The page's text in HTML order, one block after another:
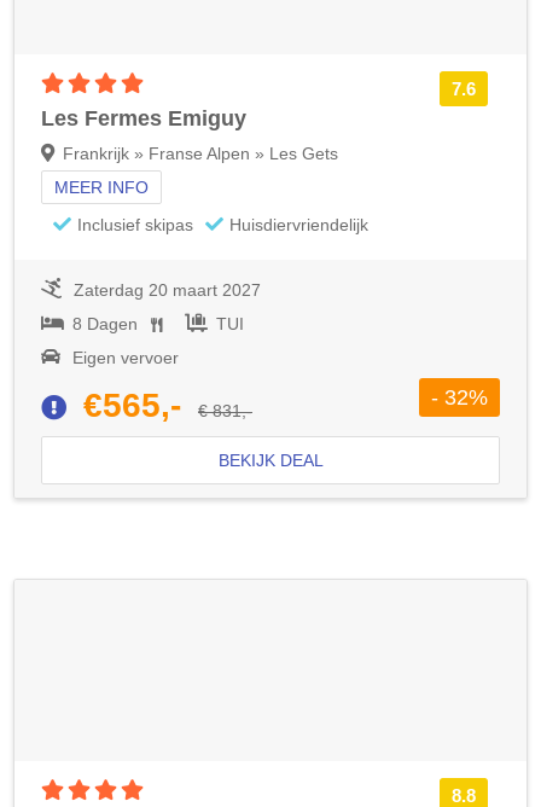
7.6
Les Fermes Emiguy
Frankrijk » Franse Alpen » Les Gets
MEER INFO
Inclusief skipas
Huisdiervriendelijk
Zaterdag 20 maart 2027
8 Dagen
TUI
Eigen vervoer
€565,- € 831,-
- 32%
BEKIJK DEAL
8.8